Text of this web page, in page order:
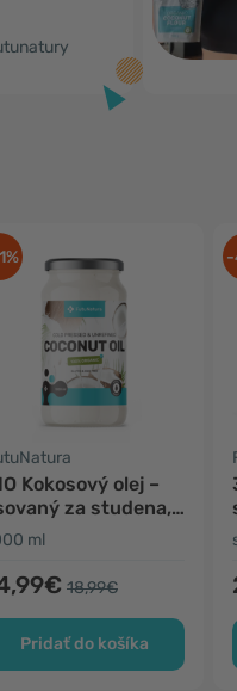
Kokosový olej –
za studena,
ml
18,99€
Pridať do košíka
-